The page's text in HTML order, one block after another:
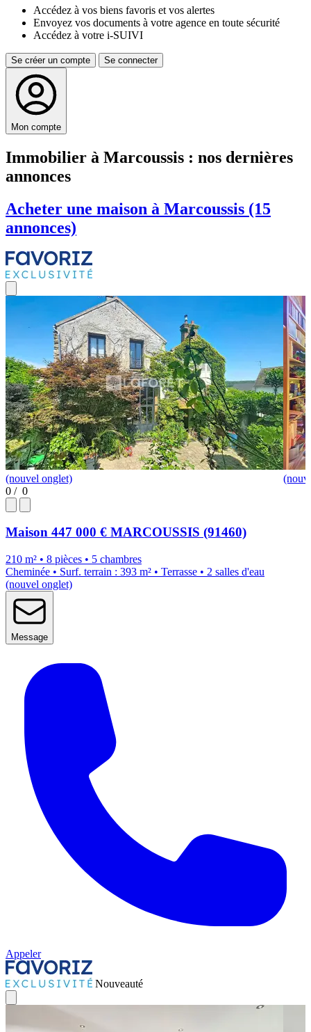
Accédez à vos biens favoris et vos alertes
Envoyez vos documents à votre agence en toute sécurité
Accédez à votre i-SUIVI
Se créer un compte Se connecter
Mon compte
Immobilier à Marcoussis : nos dernières
annonces
Acheter une maison à Marcoussis (15
annonces)
(nouvel onglet)
0 / 0
Maison 447 000 € MARCOUSSIS (91460)
210 m² • 8 pièces • 5 chambres
Cheminée • Surf. terrain : 393 m² • Terrasse • 2 salles d'eau
(nouvel onglet)
Message
Appeler
Nouveauté